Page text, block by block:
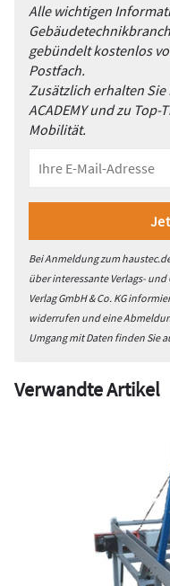
Alle wichtigen
gebündelt kostenlos
Postfach.
Zusätzlich erhalten
ACADEMY und zu
Mobilität.
Bei Anmeldung zum
über interessante Verlags-
Verlag GmbH & Co. KG
widerrufen und eine
Umgang mit Daten finden Sie
Verwandte Artikel